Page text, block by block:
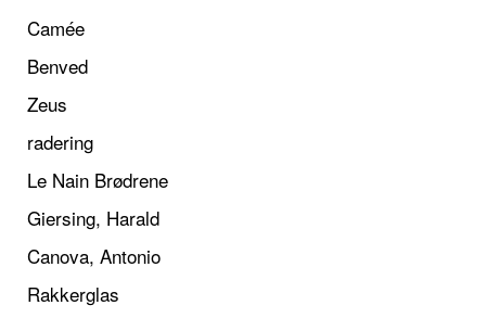
Camée
Benved
Zeus
radering
Le Nain Brødrene
Giersing, Harald
Canova, Antonio
Rakkerglas